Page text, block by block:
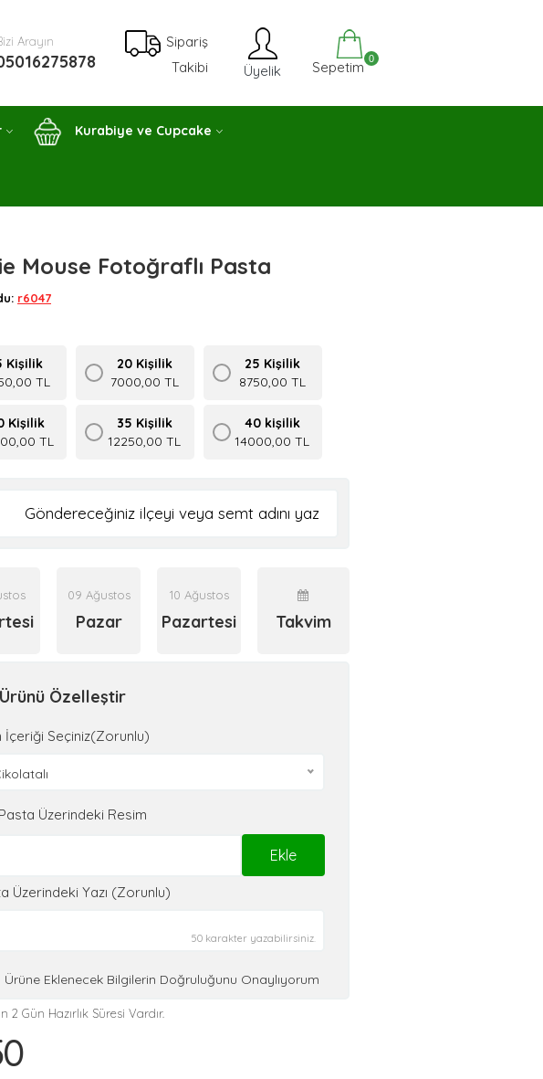
Sipariş
Takibi
Arayın
Üyelik Sepetim 0
Kurabiye ve Cupcake
Mouse Fotoğraflı Pasta
r6047
Kişilik
TL
20 Kişilik
7000,00 TL
25 Kişilik
8750,00 TL
Kişilik
TL
35 Kişilik
12250,00 TL
40 kişilik
14000,00 TL
09 Ağustos
Pazar
10 Ağustos
Pazartesi Takvim
Ürünü Özelleştir
İçeriği Seçiniz(Zorunlu)
Pasta Üzerindeki Resim
Ekle
Üzerindeki Yazı (Zorunlu)
50 karakter yazabilirsiniz.
Ürüne Eklenecek Bilgilerin Doğruluğunu Onaylıyorum
2 Gün Hazırlık Süresi Vardır.